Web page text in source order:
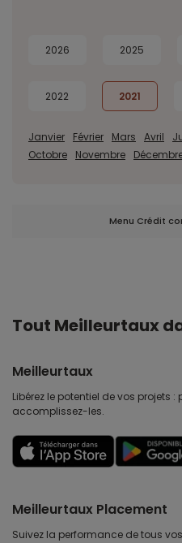
2026 2025
2022 2021
Janvier Février Mars Avril
Octobre
Novembre
Menu Crédit
Tout Meilleurtaux
Meilleurtaux
Libérez le potentiel de vos projets
accomplissez-les.
Meilleurtaux Placement
Suivez la performance de tous